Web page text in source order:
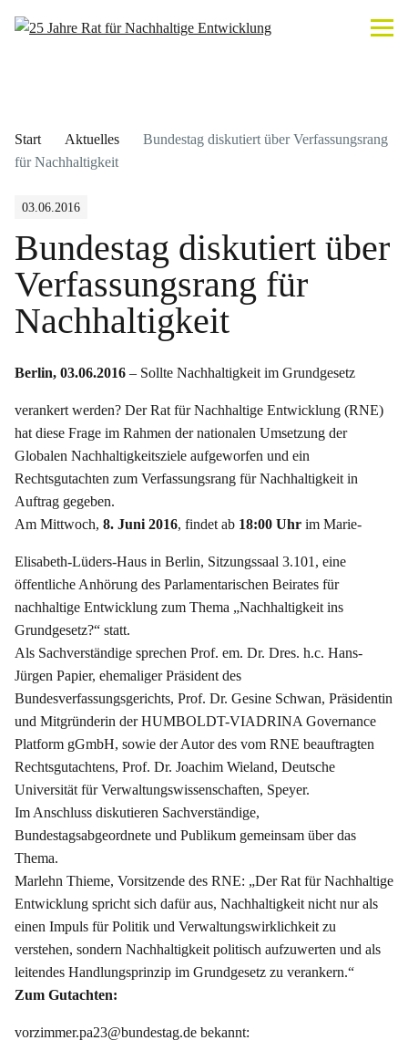
Start Aktuelles
Bundestag diskutiert über Verfassungsrang
für Nachhaltigkeit
03.06.2016
Bundestag diskutiert über
Verfassungsrang für
Nachhaltigkeit
Berlin, 03.06.2016 – Sollte Nachhaltigkeit im Grundgesetz
verankert werden? Der Rat für Nachhaltige Entwicklung (RNE)
hat diese Frage im Rahmen der nationalen Umsetzung der
Globalen Nachhaltigkeitsziele aufgeworfen und ein
Rechtsgutachten zum Verfassungsrang für Nachhaltigkeit in
Auftrag gegeben.
Am Mittwoch, 8. Juni 2016, findet ab 18:00 Uhr im Marie-
Elisabeth-Lüders-Haus in Berlin, Sitzungssaal 3.101, eine
öffentliche Anhörung des Parlamentarischen Beirates für
nachhaltige Entwicklung zum Thema „Nachhaltigkeit ins
Grundgesetz?“ statt.
Als Sachverständige sprechen Prof. em. Dr. Dres. h.c. Hans-
Jürgen Papier, ehemaliger Präsident des
Bundesverfassungsgerichts, Prof. Dr. Gesine Schwan, Präsidentin
und Mitgründerin der HUMBOLDT-VIADRINA Governance
Platform gGmbH, sowie der Autor des vom RNE beauftragten
Rechtsgutachtens, Prof. Dr. Joachim Wieland, Deutsche
Universität für Verwaltungswissenschaften, Speyer.
Im Anschluss diskutieren Sachverständige,
Bundestagsabgeordnete und Publikum gemeinsam über das
Thema.
Marlehn Thieme, Vorsitzende des RNE: „Der Rat für Nachhaltige
Entwicklung spricht sich dafür aus, Nachhaltigkeit nicht nur als
einen Impuls für Politik und Verwaltungswirklichkeit zu
verstehen, sondern Nachhaltigkeit politisch aufzuwerten und als
leitendes Handlungsprinzip im Grundgesetz zu verankern.“
Zum Gutachten:
vorzimmer.pa23@bundestag.de bekannt: